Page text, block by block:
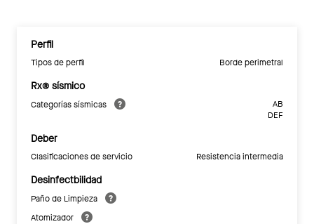
Perfil
Tipos de perfil Borde perimetral
Rx® sísmico
Categorías sísmicas
AB
DEF
Deber
Clasificaciones de servicio Resistencia intermedia
Desinfectbilidad
Paño de Limpieza
Atomizador